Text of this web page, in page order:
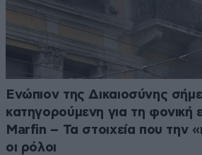
Ενώπιον της Δικαιοσύνης
κατηγορούμενη για τη φονική
Marfin – Τα στοιχεία που την
οι ρόλοι